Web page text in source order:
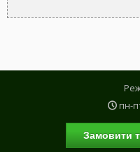
пн-
Замовити